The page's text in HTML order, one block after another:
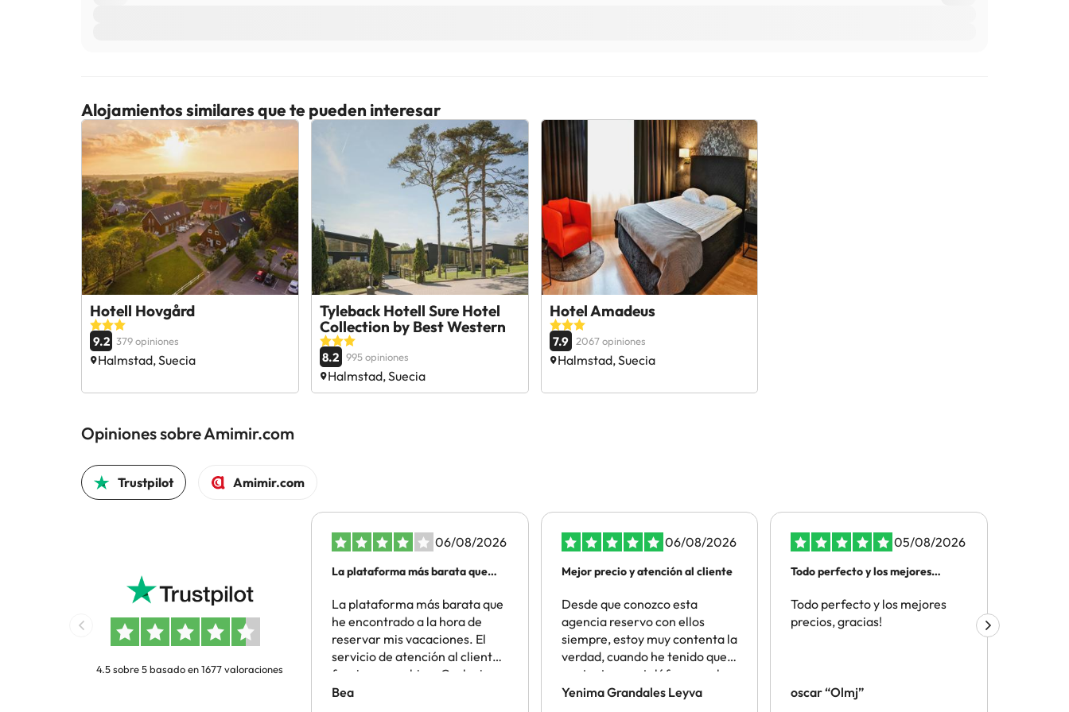
Alojamientos similares que te pueden interesar
Hotell Hovgård
9.2 379 opiniones
Halmstad, Suecia
Tyleback Hotell Sure Hotel
Collection by Best Western
8.2 995 opiniones
Halmstad, Suecia
Hotel Amadeus
7.9 2067 opiniones
Halmstad, Suecia
Opiniones sobre Amimir.com
Trustpilot Amimir.com
4.5 sobre 5 basado en 1677 valoraciones
06/08/2026
La plataforma más barata que
La plataforma más barata que
he encontrado a la hora de
reservar mis vacaciones. El
servicio de atención al cliente
funciona muy bien. Cualquier
problema intentan
Bea
06/08/2026
Mejor precio y atención al cliente
Desde que conozco esta
agencia reservo con ellos
siempre, estoy muy contenta la
verdad, cuando he tenido que
contactar por teléfono que ha
sido en escasas ocasiones me
Yenima Grandales Leyva
05/08/2026
Todo perfecto y los mejores
Todo perfecto y los mejores
precios, gracias!
oscar “Olmj”